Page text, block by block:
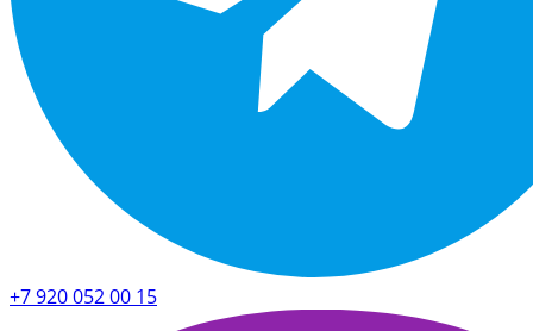
+7 920 052 00 15